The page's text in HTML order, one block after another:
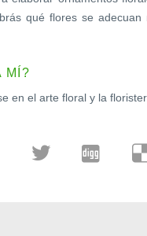
qué flores se adecuan
MÍ?
en el arte floral y la